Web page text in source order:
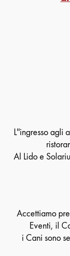
L''ingresso agli
Al Lido e
Accettiamo
Eventi, il
i Cani sono